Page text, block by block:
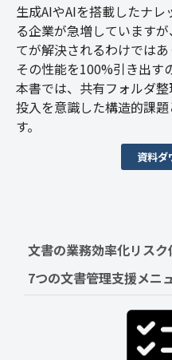
生成AIやAIを搭載したナ
る企業が急増しています
てが解決されるわけではあ
その性能を100%引き出す
本書では、共有フォルダ
投入を意識した構造的課
す。
資料ダ
文書の業務効率化リス
7つの文書管理支援メニ